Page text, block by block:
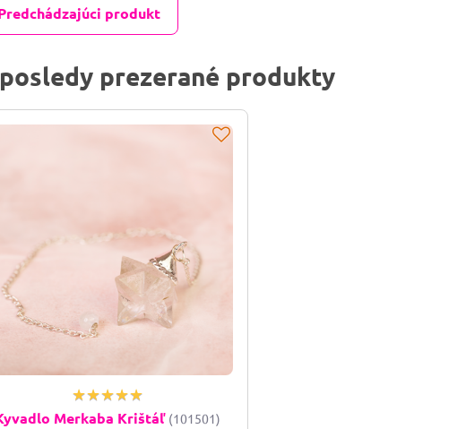
produkt
prezerané produkty
Merkaba Krištáľ (101501)